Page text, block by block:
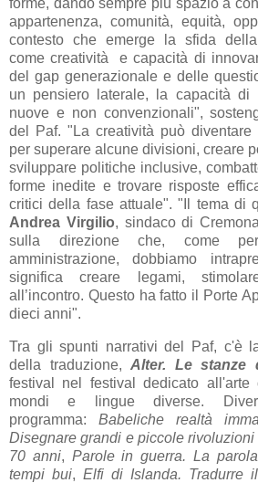
appartenenza, comunità, equità,
contesto che emerge la sfida della
come creatività e capacità di
del gap generazionale e delle
un pensiero laterale, la capacità di
nuove e non convenzionali",
del Paf. "La creatività può diventare
per superare alcune divisioni, creare
sviluppare politiche inclusive,
forme inedite e trovare risposte
critici della fase attuale". "Il tema di
Andrea Virgilio, sindaco di
sulla direzione che, come
amministrazione, dobbiamo
significa creare legami,
all’incontro. Questo ha fatto il Porte
dieci anni".
Tra gli spunti narrativi del Paf, c'è
della traduzione,Alter. Le stanze
festival nel festival dedicato all'arte
mondi e lingue diverse.
programma: Babeliche realtà
Disegnare grandi e piccole
70 anni, Parole in guerra. La
tempi bui, Elfi di Islanda. Tradurre